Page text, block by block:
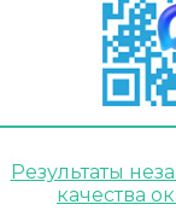
Результаты
качества